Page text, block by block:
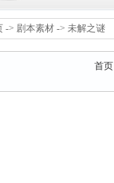
-> 剧本素材 -> 未解之谜
首页